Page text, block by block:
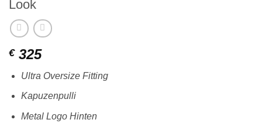
Look
€325
Ultra Oversize Fitting
Kapuzenpulli
Metal Logo Hinten